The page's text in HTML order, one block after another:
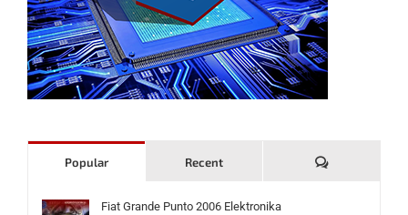
Popular Recent Komentari
Fiat Grande Punto 2006 Elektronika